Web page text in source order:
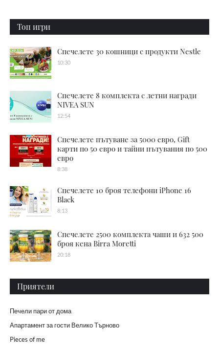
Топ игри
Спечелете 30 кошници с продукти Nestle
10:30
Спечелете 8 комплекта с летни награди
NIVEA SUN
12:54
Спечелете пътуване за 5000 евро, Gift
карти по 50 евро и тайни пътувания по 500
евро
8:38
Спечелете 10 броя телефони iPhone 16
Black
8:13
Спечелете 2500 комплекта чаши и 632 500
броя кена Birra Moretti
20:18
Приятели
Печели пари от дома
Апартамент за гости Велико Търново
Pieces of me